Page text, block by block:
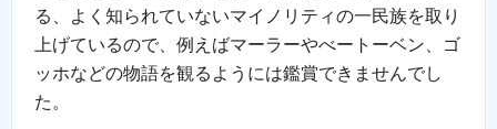
る、よく知られていないマイノリティの一民族を取り
上げているので、例えばマーラーやべートーベン、ゴ
ッホなどの物語を観るようには鑑賞できませんでし
た。